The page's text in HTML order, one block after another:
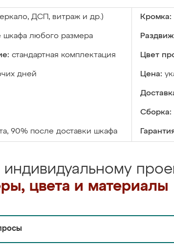
ДСП, витраж и др.) Кромка:
шкафа любого размера
стандартная комплектация Цвет
дней Цена:
Сборка:
90% после доставки шкафа
цвета и материалы